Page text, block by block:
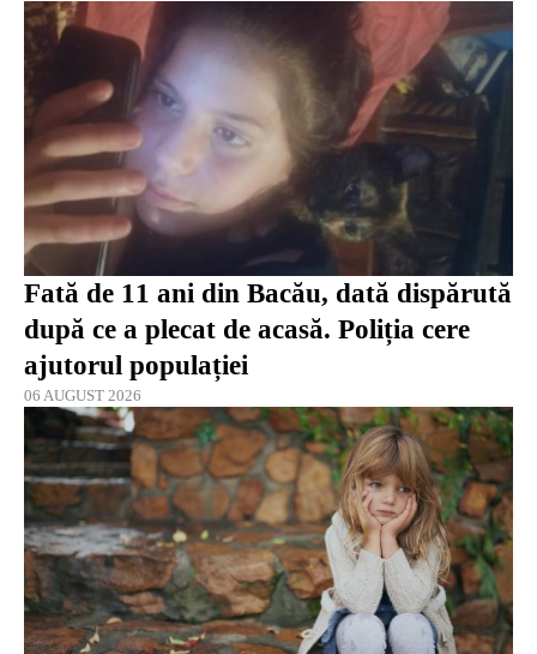
Fată de 11 ani din Bacău, dată dispărută
după ce a plecat de acasă. Poliția cere
ajutorul populației
06 AUGUST 2026